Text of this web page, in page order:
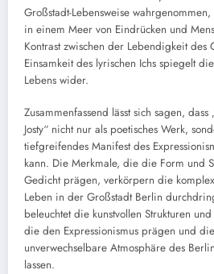
Großstadt-Lebensweise
in einem Meer von Eindrücken und
Kontrast zwischen der Lebendigkeit des
Einsamkeit des lyrischen Ichs spiegelt
Lebens wider.
Zusammenfassend lässt sich sagen,
Josty“ nicht nur als poetisches Werk,
tiefgreifendes Manifest des
kann. Die Merkmale, die die Form und
Gedicht prägen, verkörpern die
Leben in der Großstadt Berlin
beleuchtet die kunstvollen Strukturen
die den Expressionismus prägen und
unverwechselbare Atmosphäre des
lassen.